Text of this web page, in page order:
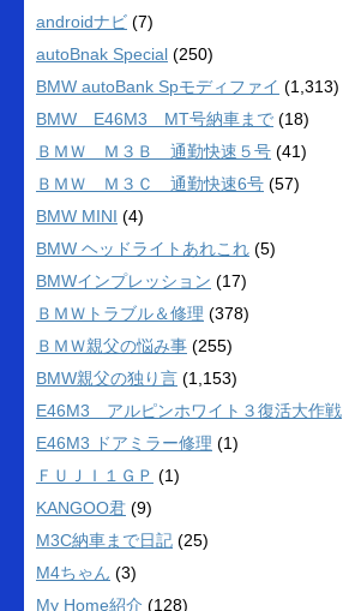
androidナビ (7)
autoBnak Special (250)
BMW autoBank Spモディファイ (1,313)
BMW E46M3 MT号納車まで (18)
ＢＭＷ Ｍ３Ｂ 通勤快速５号 (41)
ＢＭＷ Ｍ３Ｃ 通勤快速6号 (57)
BMW MINI (4)
BMW ヘッドライトあれこれ (5)
BMWインプレッション (17)
ＢＭＷトラブル＆修理 (378)
ＢＭＷ親父の悩み事 (255)
BMW親父の独り言 (1,153)
E46M3 アルピンホワイト３復活大作戦
E46M3 ドアミラー修理 (1)
ＦＵＪＩ１ＧＰ (1)
KANGOO君 (9)
M3C納車まで日記 (25)
M4ちゃん (3)
My Home紹介 (128)